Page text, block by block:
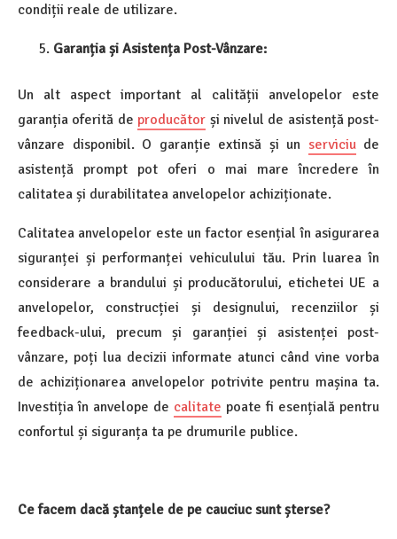
condiții reale de utilizare.
Garanția și Asistența Post-Vânzare:
Un alt aspect important al calității anvelopelor este
garanția oferită de producător și nivelul de asistență post-
vânzare disponibil. O garanție extinsă și un serviciude
asistență prompt pot oferi o mai mare încredere în
calitatea și durabilitatea anvelopelor achiziționate.
Calitatea anvelopelor este un factor esențial în asigurarea
siguranței și performanței vehiculului tău. Prin luarea în
considerare a brandului și producătorului, etichetei UE a
anvelopelor, construcției și designului, recenziilor și
feedback-ului, precum și garanției și asistenței post-
vânzare, poți lua decizii informate atunci când vine vorba
de achiziționarea anvelopelor potrivite pentru mașina ta.
Investiția în anvelope de calitate poate fi esențială pentru
confortul și siguranța ta pe drumurile publice.
Ce facem dacă ștanțele de pe cauciuc sunt șterse?